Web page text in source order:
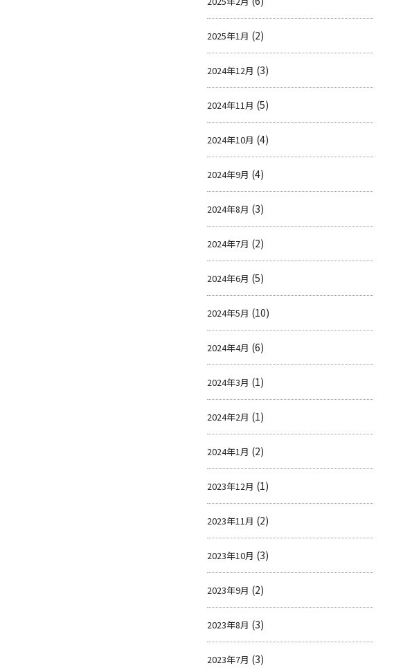
2025年1月 (2)
2024年12月 (3)
2024年11月 (5)
2024年10月 (4)
2024年9月 (4)
2024年8月 (3)
2024年7月 (2)
2024年6月 (5)
2024年5月 (10)
2024年4月 (6)
2024年3月 (1)
2024年2月 (1)
2024年1月 (2)
2023年12月 (1)
2023年11月 (2)
2023年10月 (3)
2023年9月 (2)
2023年8月 (3)
2023年7月 (3)